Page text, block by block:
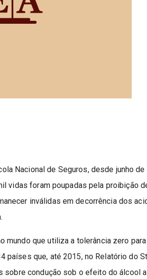
Nacional de Seguros, desde junho de
vidas foram poupadas pela proibição
inválidas em decorrência dos
mundo que utiliza a tolerância zero
países que, até 2015, no Relatório do
sobre condução sob o efeito do álcool